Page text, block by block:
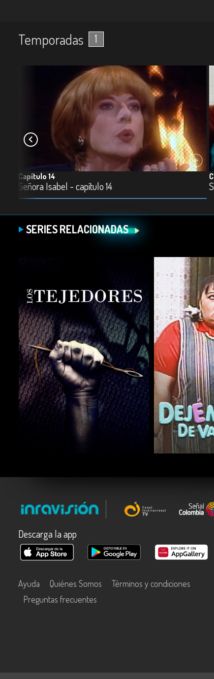
Temporadas 1
Capítulo 14
Señora Isabel - capítulo 14
SERIES RELACIONADAS
COMPARTIR COMPARTIR
Descarga la app
Ayuda Quiénes Somos
Términos y condiciones
Preguntas frecuentes